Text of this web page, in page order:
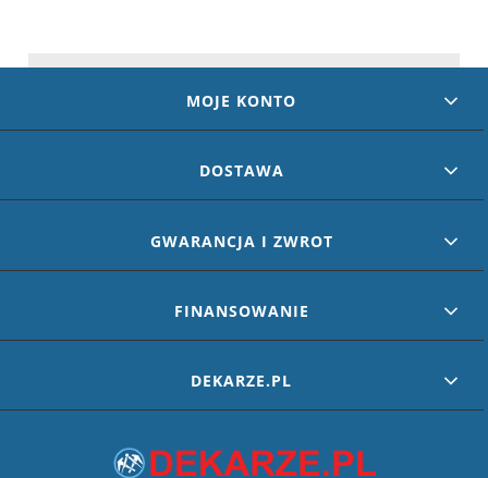
MOJE KONTO
DOSTAWA
GWARANCJA I ZWROT
FINANSOWANIE
DEKARZE.PL